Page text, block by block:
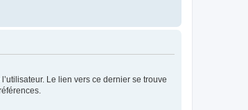
Le lien vers ce dernier se trouve